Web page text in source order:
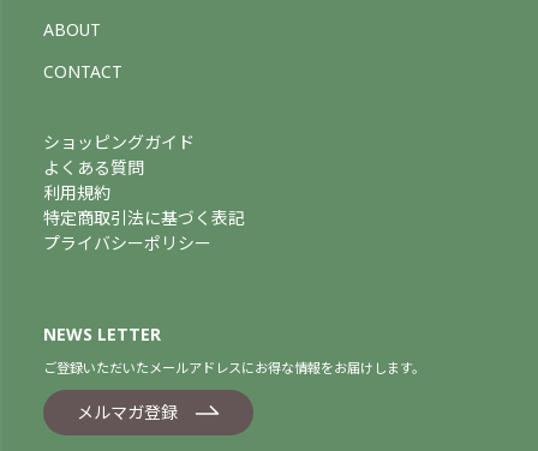
ABOUT
CONTACT
ショッピングガイド
よくある質問
利用規約
特定商取引法に基づく表記
プライバシーポリシー
NEWS LETTER
ご登録いただいたメールアドレスにお得な情報をお届けします。
メルマガ登録